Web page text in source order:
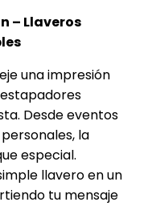
– Llaveros
una impresión
Desde eventos
la
especial.
llavero en un
tu mensaje